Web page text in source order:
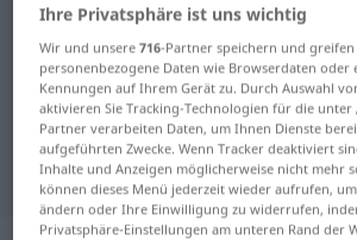
Deutsch-Schwedisch
für "heranziehen"
"heranziehen"
Übersetzung
Ihre Privatsphäre ist uns wichtig
Wir und unsere716-Partner speichern und
personenbezogene Daten wie Browserdaten oder
Kennungen auf Ihrem Gerät zu. Durch Auswahl
aktivieren Sie Tracking-Technologien für die unter
Partner verarbeiten Daten, um Ihnen Dienste
aufgeführten Zwecke. Wenn Tracker deaktiviert
Inhalte und Anzeigen möglicherweise nicht mehr
können dieses Menü jederzeit wieder aufrufen,
ändern oder Ihre Einwilligung zu widerrufen,
Privatsphäre-Einstellungen am unteren Rand der